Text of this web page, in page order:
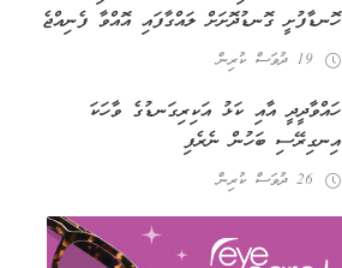
ހޮނޑާފުށީ ގޮނޑުދޮށަށް ލައްގާފައި އޮއްވާ ފެނިއްޖެ
19 ދުވަސް ކުރިން
ހައްވާދީދީ އާއި ކަޅު އަކިރިގަނޑުގެ ވާހަކަ
އިނގިރޭސި ބަހުން ނެރެފި
26 ދުވަސް ކުރިން